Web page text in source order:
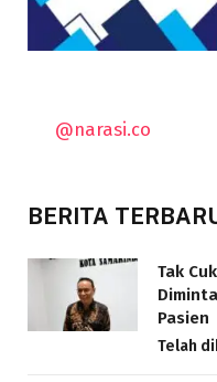
@narasi.co
BERITA
Tak
Pasien
Telah